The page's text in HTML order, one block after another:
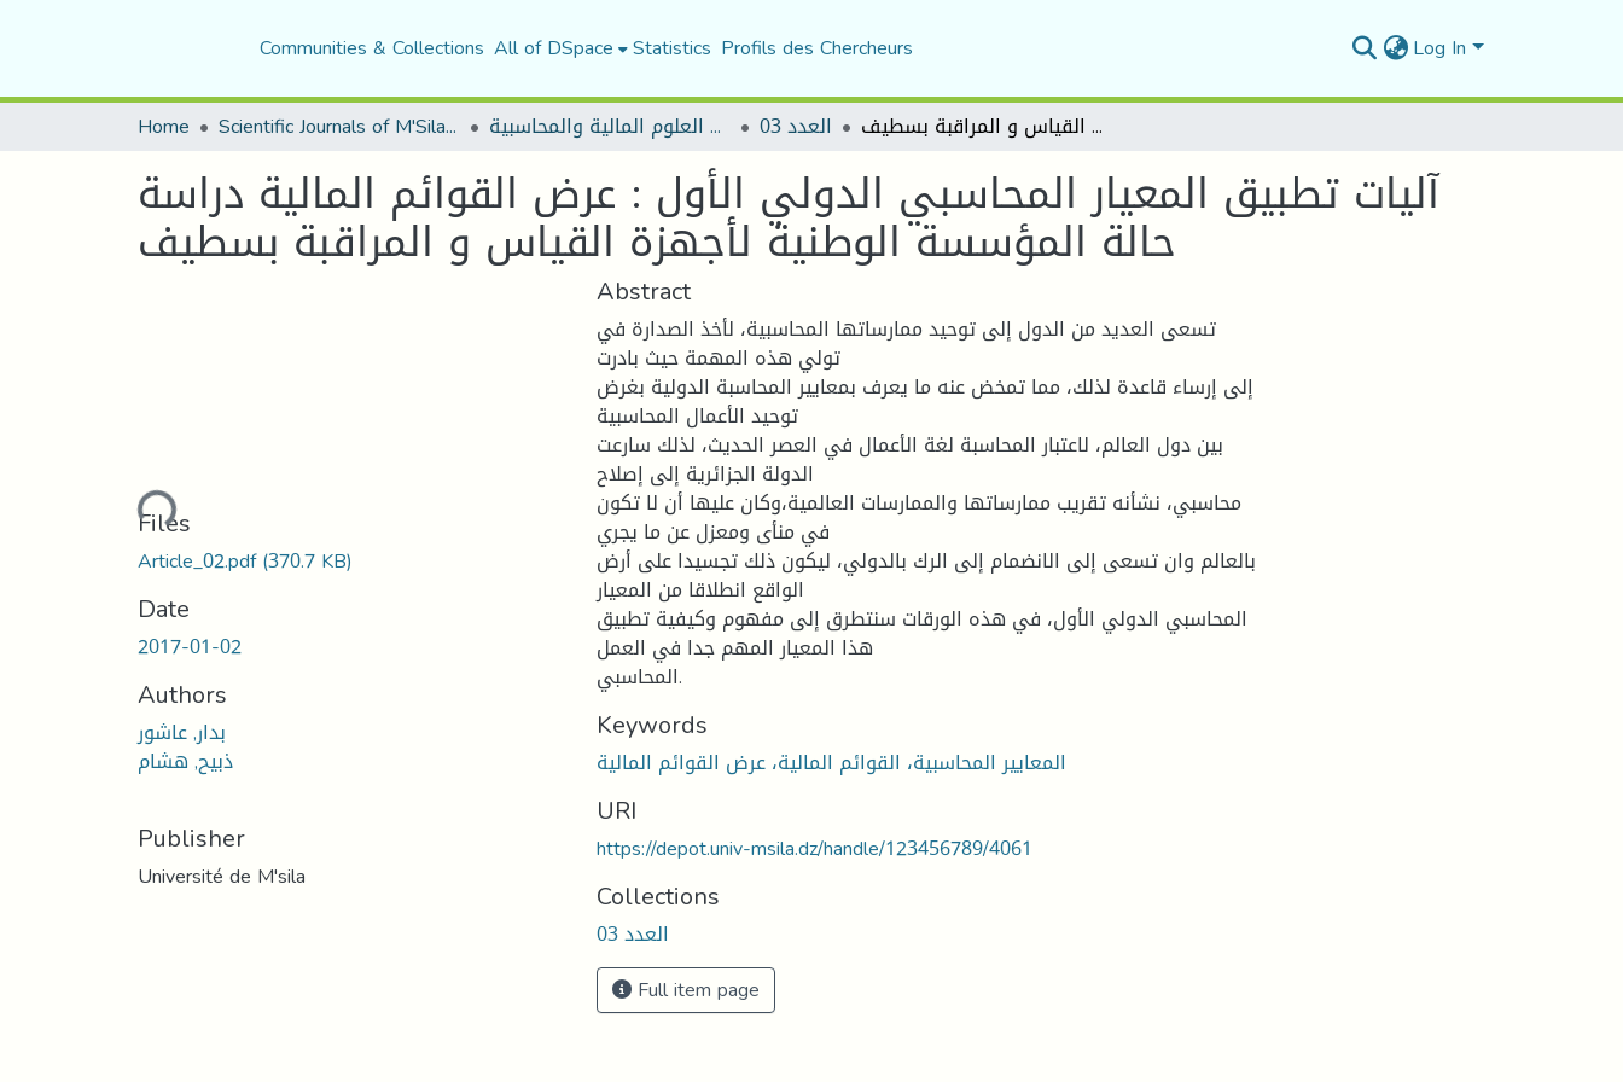
Communities & Collections All of DSpace Statistics Profils des Chercheurs Log In
Home Scientific Journals of M'Sila University مجلة البحوث في العلوم المالية والمحاسبية العدد 03 آليات تطبيق المعيار المحاسبي الدولي الأول : عرض القوائم المالية دراسة حالة المؤسسة الوطنية لأجهزة القياس و المراقبة بسطيف
آليات تطبيق المعيار المحاسبي الدولي الأول : عرض القوائم المالية دراسة
حالة المؤسسة الوطنية لأجهزة القياس و المراقبة بسطيف
Loading...
Files
Article_02.pdf(370.7 KB)
Date
2017-01-02
Authors
بدار, عاشور
ذبيح, هشام
Publisher
Université de M'sila
Abstract
تسعى العديد من الدول إلى توحيد ممارساتها المحاسبية، لأخذ الصدارة في
تولي هذه المهمة حيث بادرت
إلى إرساء قاعدة لذلك، مما تمخض عنه ما يعرف بمعايير المحاسبة الدولية بغرض
توحيد الأعمال المحاسبية
بين دول العالم، لاعتبار المحاسبة لغة الأعمال في العصر الحديث، لذلك سارعت
الدولة الجزائرية إلى إصلاح
محاسبي، نشأنه تقريب ممارساتها والممارسات العالمية،وكان عليها أن لا تكون
في منأى ومعزل عن ما يجري
بالعالم وان تسعى إلى الانضمام إلى الرك بالدولي، ليكون ذلك تجسيدا على أرض
الواقع انطلاقا من المعيار
المحاسبي الدولي الأول، في هذه الورقات سنتطرق إلى مفهوم وكيفية تطبيق
هذا المعيار المهم جدا في العمل
المحاسبي.
Keywords
المعايير المحاسبية، القوائم المالية، عرض القوائم المالية
URI
https://depot.univ-msila.dz/handle/123456789/4061
Collections
العدد 03
Full item page